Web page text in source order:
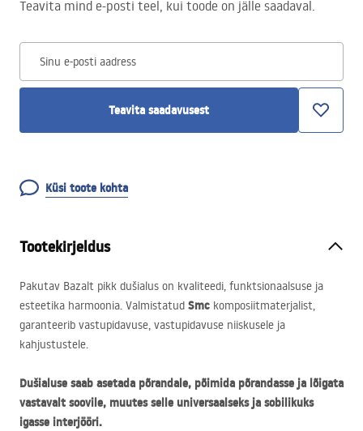
Teavita mind e-posti teel, kui toode on jälle saadaval.
Sinu e-posti aadress
Teavita saadavusest
Küsi toote kohta
Tootekirjeldus
Pakutav Bazalt pikk dušialus on kvaliteedi, funktsionaalsuse ja
esteetika harmoonia. Valmistatud Smc komposiitmaterjalist,
garanteerib vastupidavuse, vastupidavuse niiskusele ja
kahjustustele.
Dušialuse saab asetada põrandale, põimida põrandasse ja lõigata
vastavalt soovile, muutes selle universaalseks ja sobilikuks
igasse interjööri.